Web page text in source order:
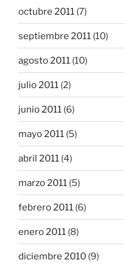
octubre 2011 (7)
septiembre 2011 (10)
agosto 2011 (10)
julio 2011 (2)
junio 2011 (6)
mayo 2011 (5)
abril 2011 (4)
marzo 2011 (5)
febrero 2011 (6)
enero 2011 (8)
diciembre 2010 (9)